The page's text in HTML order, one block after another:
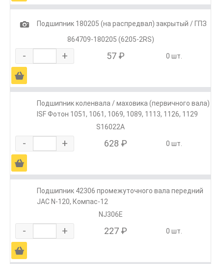
1
Подшипник 180205 (на распредвал) закрытый / ГПЗ
864709-180205 (6205-2RS)
- + 57 ₽ 0 шт.
Ä
Подшипник коленвала / маховика (первичного вала)
ISF Фотон 1051, 1061, 1069, 1089, 1113, 1126, 1129
S16022A
- + 628 ₽ 0 шт.
Ä
Подшипник 42306 промежуточного вала передний
JAC N-120, Компас-12
NJ306E
- + 227 ₽ 0 шт.
Ä